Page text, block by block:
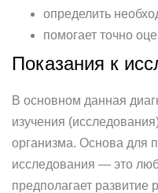
определить
помогает точно
Показания к
В основном данная
изучения
организма. Основа для
исследования — это
предполагает развитие